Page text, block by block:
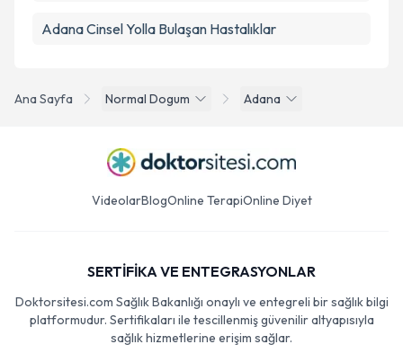
Ana Sayfa Normal Dogum Adana
Adana Cinsel Yolla Bulaşan Hastalıklar
VideolarBlogOnline TerapiOnline Diyet
SERTİFİKA VE ENTEGRASYONLAR
Doktorsitesi.com Sağlık Bakanlığı onaylı ve entegreli bir sağlık bilgi
platformudur. Sertifikaları ile tescillenmiş güvenilir altyapısıyla
sağlık hizmetlerine erişim sağlar.